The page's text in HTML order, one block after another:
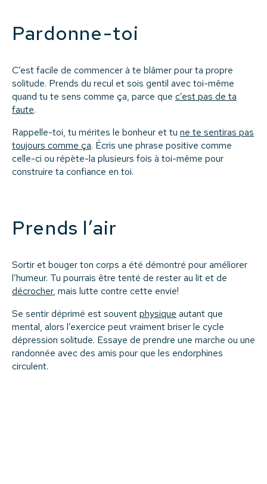
Pardonne-toi
C’est facile de commencer à te blâmer pour ta propre
solitude. Prends du recul et sois gentil avec toi-même
quand tu te sens comme ça, parce que c’est pas de ta
faute.
Rappelle-toi, tu mérites le bonheur et tu ne te sentiras pas
toujours comme ça. Écris une phrase positive comme
celle-ci ou répète-la plusieurs fois à toi-même pour
construire ta confiance en toi.
Prends l’air
Sortir et bouger ton corps a été démontré pour améliorer
l’humeur. Tu pourrais être tenté de rester au lit et de
décrocher, mais lutte contre cette envie!
Se sentir déprimé est souventphysique autant que
mental, alors l’exercice peut vraiment briser le cycle
dépression solitude. Essaye de prendre une marche ou une
randonnée avec des amis pour que les endorphines
circulent.